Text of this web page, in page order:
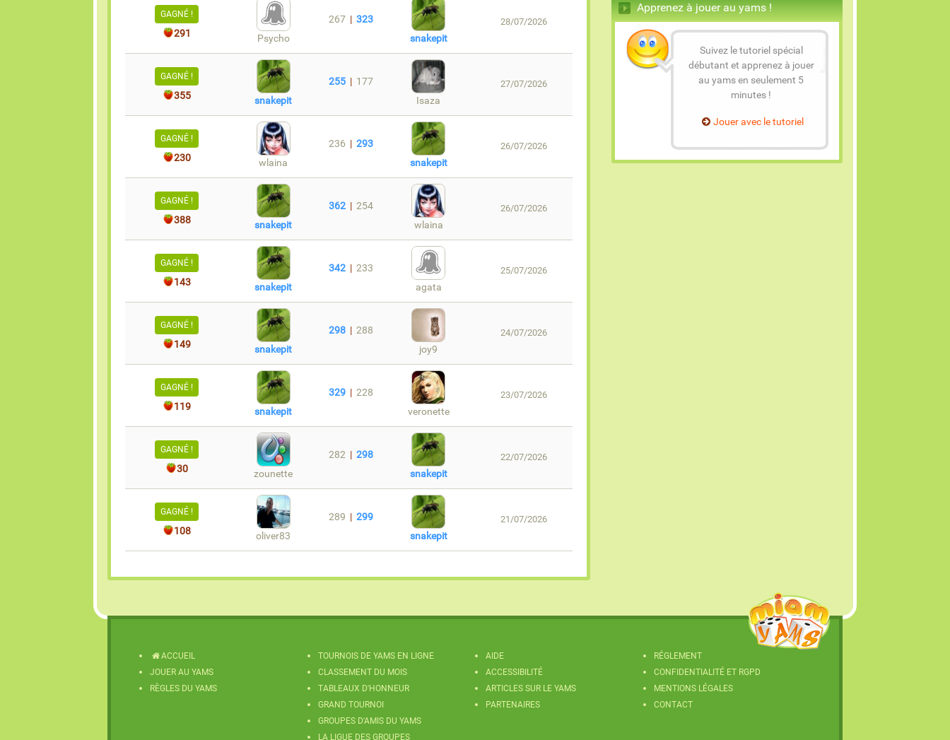
GAGNÉ !
291 Psycho
267| 323
snakepit
28/07/2026
GAGNÉ !
355 snakepit
255| 177
Isaza
27/07/2026
GAGNÉ !
230 wlaina
236 | 293
snakepit
26/07/2026
GAGNÉ !
388 snakepit
362| 254
wlaina
26/07/2026
GAGNÉ !
143 snakepit
342| 233
agata
25/07/2026
GAGNÉ !
149 snakepit
298| 288
joy9
24/07/2026
GAGNÉ !
119 snakepit
329| 228
veronette
23/07/2026
GAGNÉ !
30 zounette
282| 298
snakepit
22/07/2026
GAGNÉ !
108 oliver83
289 | 299
snakepit
21/07/2026
Apprenez à jouer au yams !
Suivez le tutoriel spécial
débutant et apprenez à jouer
au yams en seulement 5
minutes !
Jouer avec le tutoriel
ACCUEIL
JOUER AU YAMS
RÈGLES DU YAMS
TOURNOIS DE YAMS EN LIGNE
CLASSEMENT DU MOIS
TABLEAUX D'HONNEUR
GRAND TOURNOI
GROUPES D'AMIS DU YAMS
LA LIGUE DES GROUPES
AIDE
ACCESSIBILITÉ
ARTICLES SUR LE YAMS
PARTENAIRES
RÉGLEMENT
CONFIDENTIALITÉ ET RGPD
MENTIONS LÉGALES
CONTACT